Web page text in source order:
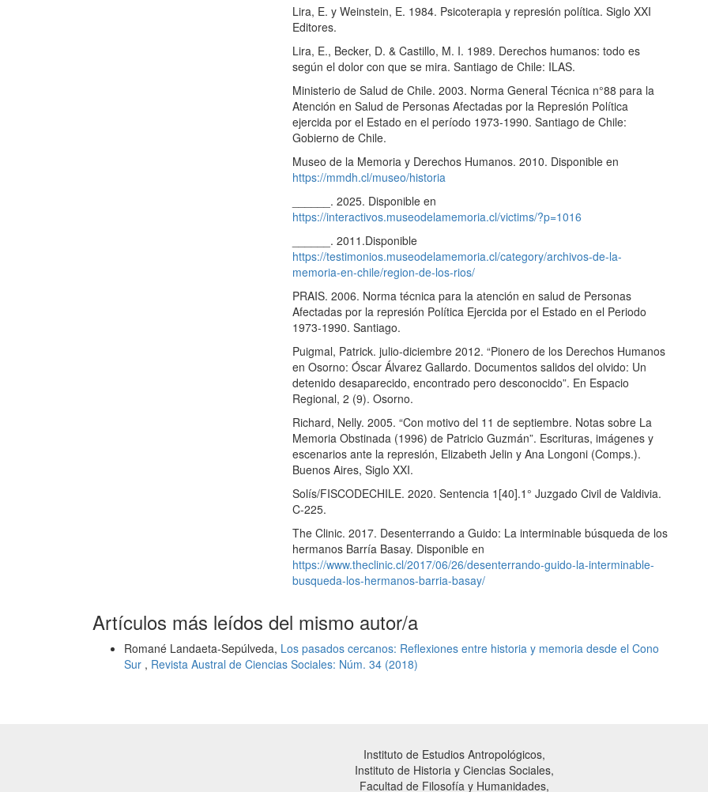
Lira, E. y Weinstein, E. 1984. Psicoterapia y represión política. Siglo XXI
Editores.
Lira, E., Becker, D. & Castillo, M. I. 1989. Derechos humanos: todo es
según el dolor con que se mira. Santiago de Chile: ILAS.
Ministerio de Salud de Chile. 2003. Norma General Técnica n°88 para la
Atención en Salud de Personas Afectadas por la Represión Política
ejercida por el Estado en el período 1973-1990. Santiago de Chile:
Gobierno de Chile.
Museo de la Memoria y Derechos Humanos. 2010. Disponible en
https://mmdh.cl/museo/historia
______. 2025. Disponible en
https://interactivos.museodelamemoria.cl/victims/?p=1016
______. 2011.Disponible
https://testimonios.museodelamemoria.cl/category/archivos-de-la-
memoria-en-chile/region-de-los-rios/
PRAIS. 2006. Norma técnica para la atención en salud de Personas
Afectadas por la represión Política Ejercida por el Estado en el Periodo
1973-1990. Santiago.
Puigmal, Patrick. julio-diciembre 2012. “Pionero de los Derechos Humanos
en Osorno: Óscar Álvarez Gallardo. Documentos salidos del olvido: Un
detenido desaparecido, encontrado pero desconocido”. En Espacio
Regional, 2 (9). Osorno.
Richard, Nelly. 2005. “Con motivo del 11 de septiembre. Notas sobre La
Memoria Obstinada (1996) de Patricio Guzmán”. Escrituras, imágenes y
escenarios ante la represión, Elizabeth Jelin y Ana Longoni (Comps.).
Buenos Aires, Siglo XXI.
Solís/FISCODECHILE. 2020. Sentencia 1[40].1° Juzgado Civil de Valdivia.
C-225.
The Clinic. 2017. Desenterrando a Guido: La interminable búsqueda de los
hermanos Barría Basay. Disponible en
https://www.theclinic.cl/2017/06/26/desenterrando-guido-la-interminable-
busqueda-los-hermanos-barria-basay/
Artículos más leídos del mismo autor/a
Romané Landaeta-Sepúlveda, Los pasados cercanos: Reflexiones entre historia y memoria desde el Cono
Sur , Revista Austral de Ciencias Sociales: Núm. 34 (2018)
Instituto de Estudios Antropológicos,
Instituto de Historia y Ciencias Sociales,
Facultad de Filosofía y Humanidades,